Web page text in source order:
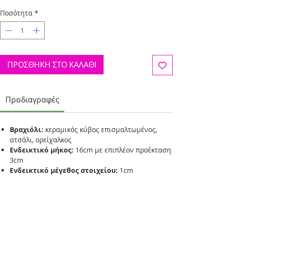
Ποσότητα *
ΠΡΟΣΘΗΚΗ ΣΤΟ ΚΑΛΑΘΙ
Προδιαγραφές
Βραχιόλι: κεραμικός κύβος επισμαλτωμένος,
ατσάλι, ορείχαλκος
Ενδεικτικό μήκος: 16cm με επιπλέον προέκταση
3cm
Ενδεικτικό μέγεθος στοιχείου: 1cm